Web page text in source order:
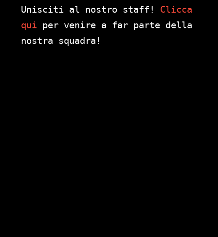
Unisciti al nostro staff! Clicca
qui per venire a far parte della
nostra squadra!